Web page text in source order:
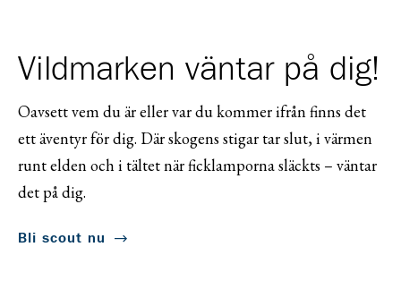
Vildmarken väntar på dig!
Oavsett vem du är eller var du kommer ifrån finns det
ett äventyr för dig. Där skogens stigar tar slut, i värmen
runt elden och i tältet när ficklamporna släckts – väntar
det på dig.
Bli scout nu